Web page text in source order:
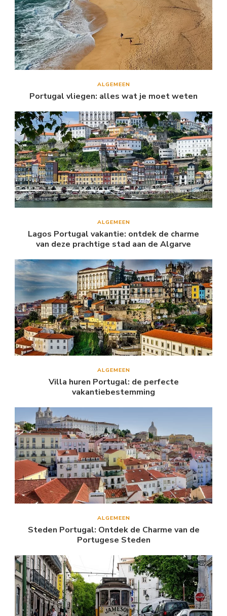
ALGEMEEN
Portugal vliegen: alles wat je moet weten
ALGEMEEN
Lagos Portugal vakantie: ontdek de charme
van deze prachtige stad aan de Algarve
ALGEMEEN
Villa huren Portugal: de perfecte
vakantiebestemming
ALGEMEEN
Steden Portugal: Ontdek de Charme van de
Portugese Steden